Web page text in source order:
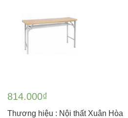
814.000₫
Thương hiệu : Nội thất Xuân Hòa